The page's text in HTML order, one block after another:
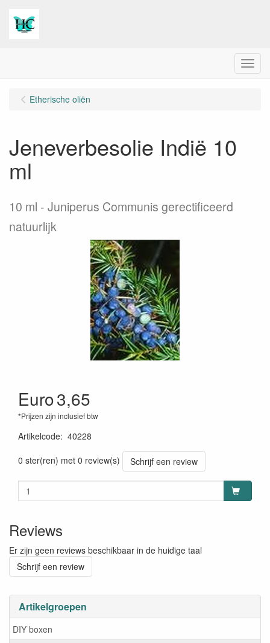
Menu
Artikelgroepen
DIY boxen
Etherische oliën
Jeneverbesolie Indië 10
ml
10 ml
Juniperus Communis gerectificeerd
natuurlijk
Euro3,65
*Prijzen zijn inclusief btw
Artikelcode: 40228
0 ster(ren) met 0 review(s)
Schrijf een review
Reviews
Er zijn geen reviews beschikbaar in de huidige taal
Schrijf een review